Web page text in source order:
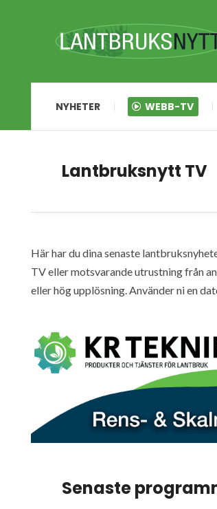
NYHETER WEBB-TV
Lantbruksnytt TV
Här har du dina senaste
TV eller motsvarande utrustning från
eller hög upplösning. Använder ni en
Senaste